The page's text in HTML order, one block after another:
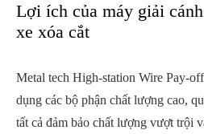
Lợi ích của máy giải
xe xóa cắt
Metal tech High-station Wire Pay-
dụng các bộ phận chất lượng cao,
tất cả đảm bảo chất lượng vượt trội